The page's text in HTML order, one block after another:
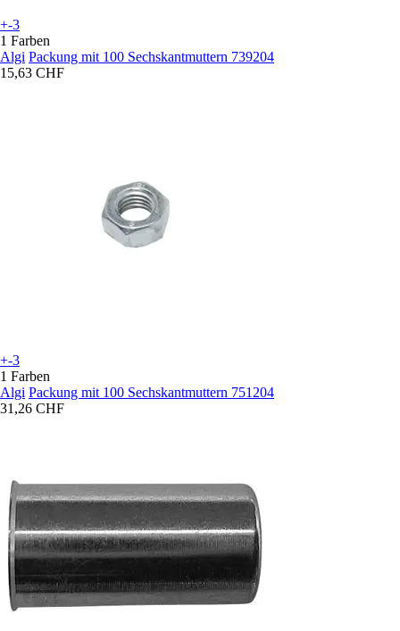
+-3
1 Farben
Algi Packung mit 100 Sechskantmuttern 739204
15,63 CHF
+-3
1 Farben
Algi Packung mit 100 Sechskantmuttern 751204
31,26 CHF